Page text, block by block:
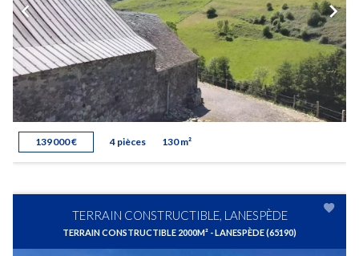
139 000 € 4 pièces 130 m²
TERRAIN CONSTRUCTIBLE, LANESPÈDE
TERRAIN CONSTRUCTIBLE 2000M² - LANESPÈDE (65190)